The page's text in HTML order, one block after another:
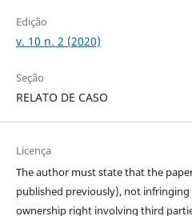
Edição
v. 10 n. 2 (2020)
Seção
RELATO DE CASO
Licença
The author must state that the
published previously), not
ownership right involving third